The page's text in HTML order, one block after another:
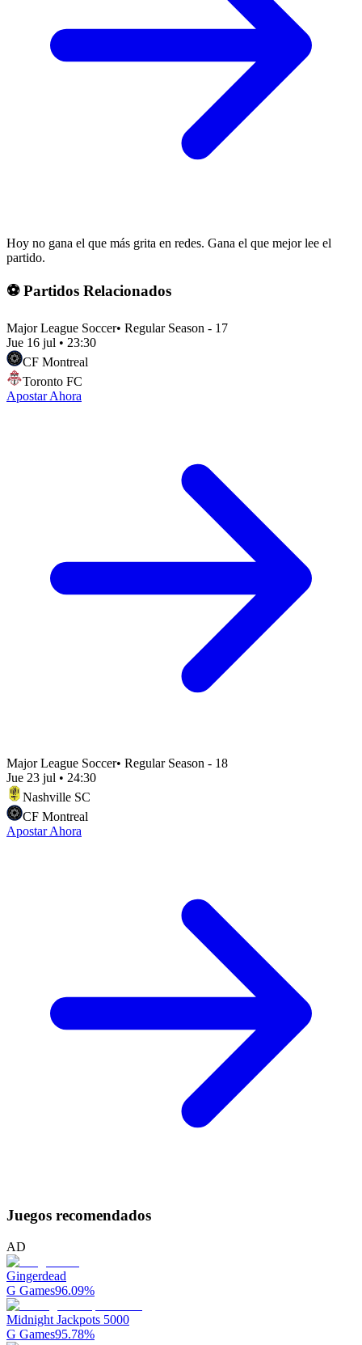
Hoy no gana el que más grita en redes. Gana el que mejor lee el
partido.
⚽ Partidos Relacionados
Major League Soccer• Regular Season - 17
Jue 16 jul • 23:30
CF Montreal
Toronto FC
Apostar Ahora
Major League Soccer• Regular Season - 18
Jue 23 jul • 24:30
Nashville SC
CF Montreal
Apostar Ahora
Juegos recomendados
AD
Gingerdead
G Games96.09%
Midnight Jackpots 5000
G Games95.78%